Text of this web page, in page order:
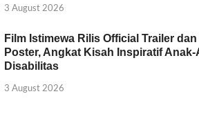
3 August 2026
Film Istimewa Rilis Official Trailer dan
Poster, Angkat Kisah Inspiratif Anak-
Disabilitas
3 August 2026